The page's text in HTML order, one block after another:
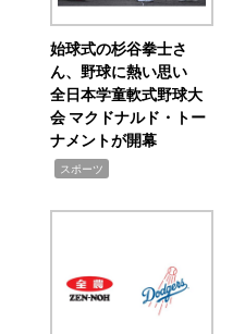
始球式の杉谷拳士さ
ん、野球に熱い思い
全日本学童軟式野球大
会 マクドナルド・トー
ナメントが開幕
スポーツ